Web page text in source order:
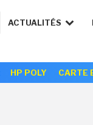
ACTUALITÉS
HP POLY CARTE